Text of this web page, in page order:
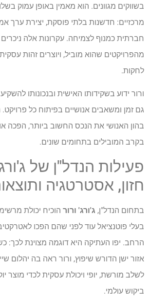
בשווקים מגוונים. הוא מאמין באופן עמוק
מרכזיים: חדשנות בלתי פוסקת, יצירת ערך
חברתית כמנוף לצמיחה. עקרונות אלה
מהפרויקטים שהוא מוביל, ויוצרים זהות
לחקות.
ורור ידוע בשקידותו האישית ובנכונותו
גם זמן ומשאבים אנושיים בפיתוח כל
בהון האנושי את הנכס החשוב ביותר, הפכה
בקרב המובילים בתחומים שונים.
פעילות הנדל"ן של
חזון, אסטרטגיה
בתחום הנדל"ן, ג'ורג' ורור הוכיח יכולת
בעלי פוטנציאל עוד לפני שהם הפכו
הרחב. יפו העתיקה היא דוגמה מצוינת לכך:
אזור ישן הדורש שיפוץ, ורור ראה בה יהלום
לשלב מורשת, יופי ויכולת עסקית לכדי מוצר
ביקוש עולמי.